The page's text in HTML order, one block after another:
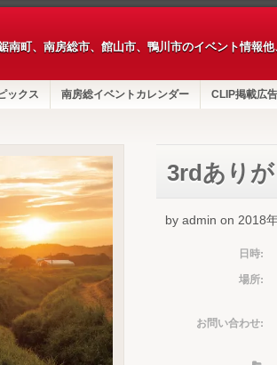
南町、南房総市、館山市、鴨川市のイベント情報
ックス 南房総イベントカレンダー CLIP掲載広告
3rdあり
by admin on 2018
日時:
場所:
お問い合わせ: